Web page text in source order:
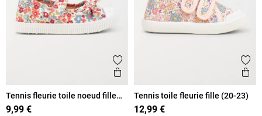
Ajouter aux favoris
Aperçu rapide
Tennis fleurie toile noeud fille
(20-23)
9,99 €
Tennis toile fleurie fille (20-23)
12,99 €